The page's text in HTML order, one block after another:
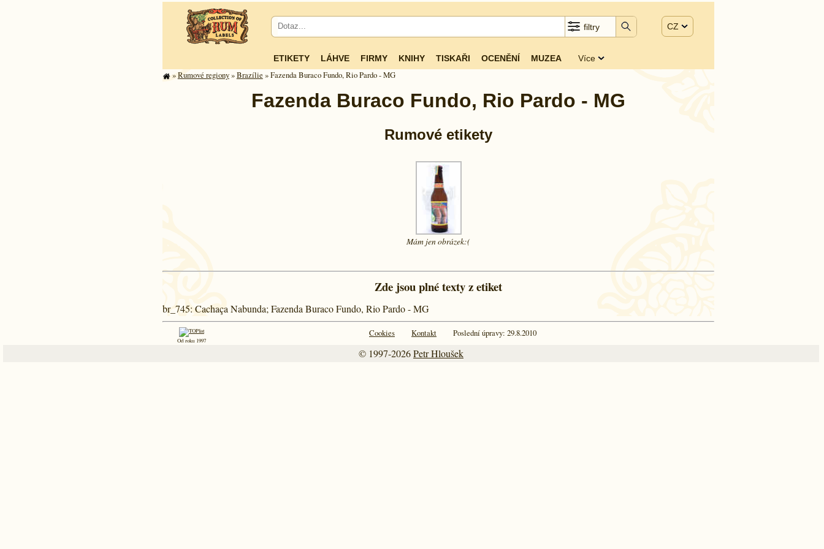
filtry CZ
ETIKETY LÁHVE FIRMY KNIHY TISKAŘI OCENĚNÍ MUZEA Více
»Rumové regiony»Brazílie » Fazenda Buraco Fundo, Rio Pardo - MG
Fazenda Buraco Fundo, Rio Pardo - MG
Rumové etikety
Mám jenobrázek:(
Zde jsou plné texty z etiket
br_745: Cachaça Nabunda; Fazenda Buraco Fundo, Rio Pardo - MG
Od roku 1997
Cookies Kontakt Poslední úpravy: 29.8.2010
© 1997-2026Petr Hloušek